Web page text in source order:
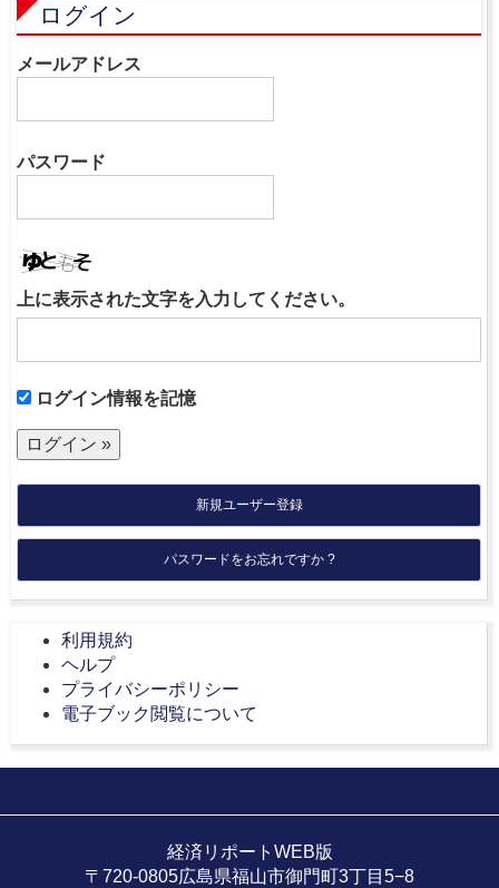
ログイン
メールアドレス
パスワード
上に表示された文字を入力してください。
ログイン情報を記憶
新規ユーザー登録
パスワードをお忘れですか ?
利用規約
ヘルプ
プライバシーポリシー
電子ブック閲覧について
経済リポートWEB版
〒720-0805広島県福山市御門町3丁目5−8